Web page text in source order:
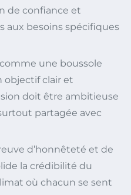
de confiance et
aux besoins spécifiques
une boussole
objectif clair et
doit être ambitieuse
partagée avec
d’honnêteté et de
la crédibilité du
où chacun se sent